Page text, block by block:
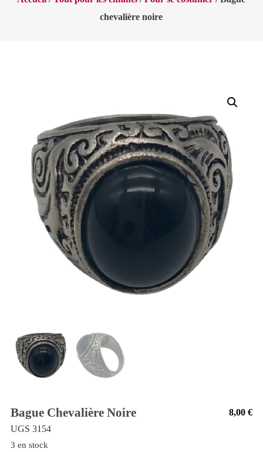
chevalière noire
Bague Chevalière Noire 8,00€
UGS 3154
3 en stock